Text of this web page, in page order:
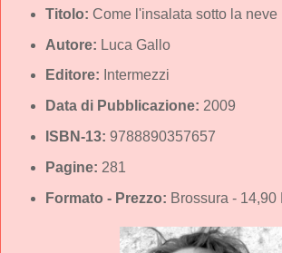
Titolo: Come l'insalata sotto la neve
Autore: Luca Gallo
Editore: Intermezzi
Data di Pubblicazione: 2009
ISBN-13: 9788890357657
Pagine: 281
Formato - Prezzo: Brossura - 14,90